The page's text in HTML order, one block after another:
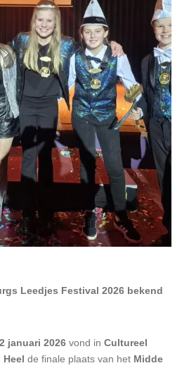
Leedjes Festival 2026 bekend
2 januari 2026 vond in Cultureel
de finale plaats van het Midde